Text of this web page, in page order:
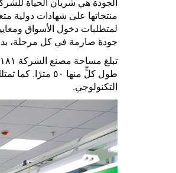
لمتطلبات دخول الأسواق
جودة صارمة في كل مرحلة،
طول كلٍّ منها
التكنولوجي.